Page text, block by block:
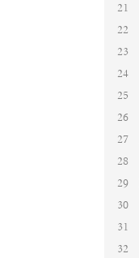
21
22
23
24
25
26
27
28
29
30
31
32